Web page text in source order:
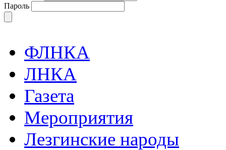
Пароль
ФЛНКА
ЛНКА
Газета
Мероприятия
Лезгинские народы